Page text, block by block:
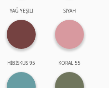
YAĞ YEŞİLİ SİYAH
HİBİSKUS 95 KORAL 55